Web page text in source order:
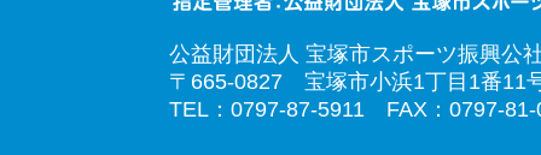
公益財団法人 宝塚市スポーツ振興公
〒665-0827 宝塚市小浜1丁目1番11
TEL：0797-87-5911 FAX：0797-81-